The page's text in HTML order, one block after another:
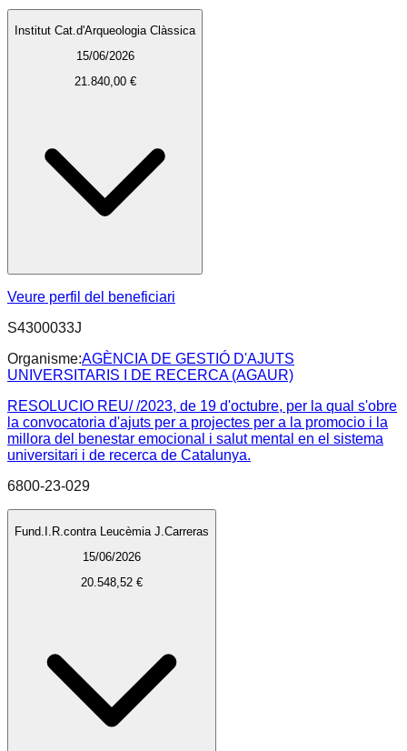
Institut Cat.d'Arqueologia Clàssica
15/06/2026
21.840,00 €
Veure perfil del beneficiari
S4300033J
Organisme:AGÈNCIA DE GESTIÓ D'AJUTS
UNIVERSITARIS I DE RECERCA (AGAUR)
RESOLUCIO REU/ /2023, de 19 d'octubre, per la qual s'obre
la convocatoria d'ajuts per a projectes per a la promocio i la
millora del benestar emocional i salut mental en el sistema
universitari i de recerca de Catalunya.
6800-23-029
Fund.I.R.contra Leucèmia J.Carreras
15/06/2026
20.548,52 €